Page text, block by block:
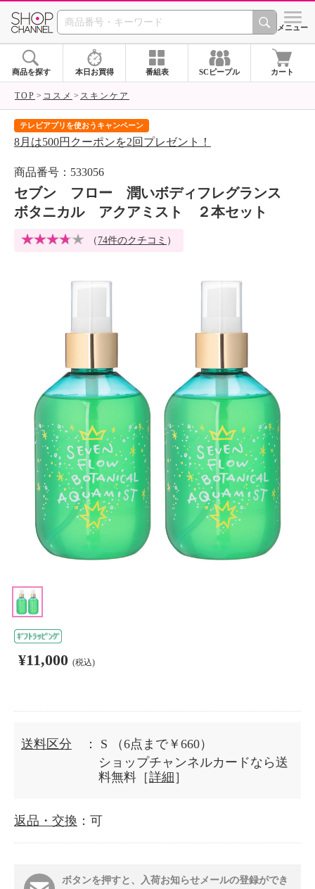
SHOP CHANNEL シメニュー
商品を探す 本日お買得 番組表 SCピープル カート
TOP コスメ スキンケア
テレビアプリを使おうキャンペーン
8月は500円クーポンを2回プレゼント！
商品番号：533056
セブン フロー 潤いボディフレグランス
ボタニカル アクアミスト ２本セット
（ 74件のクチコミ ）
¥11,000 (税込)
送料区分 ： S
（6点まで￥660）
ショップチャンネルカードなら送
料無料［詳細 ］
返品・交換 ：可
ボタンを押すと、入荷お知らせメールの登録ができ